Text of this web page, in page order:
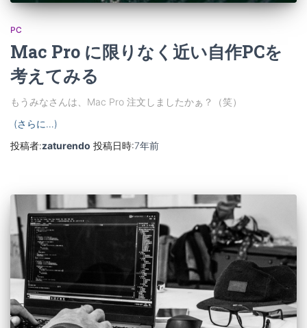
PC
Mac Pro に限りなく近い自作PCを
考えてみる
もうみなさんは、Mac Pro 注文しましたかぁ？（笑）
(さらに…)
投稿者:zaturendo 投稿日時:7年前